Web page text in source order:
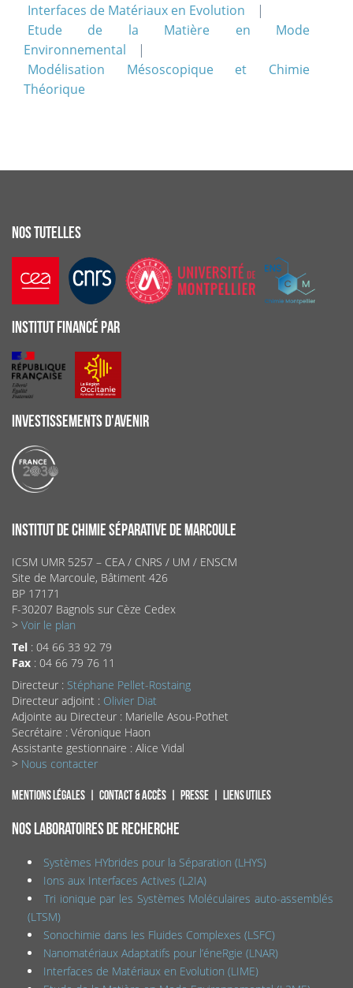
Interfaces de Matériaux en Evolution
Etude de la Matière en Mode
Environnemental
Modélisation Mésoscopique et Chimie
Théorique
NOS TUTELLES
INSTITUT FINANCÉ PAR
INVESTISSEMENTS D'AVENIR
INSTITUT DE CHIMIE SÉPARATIVE DE MARCOULE
ICSM UMR 5257 – CEA / CNRS / UM / ENSCM
Site de Marcoule, Bâtiment 426
BP 17171
F-30207 Bagnols sur Cèze Cedex
> Voir le plan
Tel : 04 66 33 92 79
Fax : 04 66 79 76 11
Directeur : Stéphane Pellet-Rostaing
Directeur adjoint : Olivier Diat
Adjointe au Directeur : Marielle Asou-Pothet
Secrétaire : Véronique Haon
Assistante gestionnaire : Alice Vidal
> Nous contacter
Mentions légales Contact & accès Presse Liens utiles
NOS LABORATOIRES DE RECHERCHE
Systèmes HYbrides pour la Séparation (LHYS)
Ions aux Interfaces Actives (L2IA)
Tri ionique par les Systèmes Moléculaires auto-assemblés
(LTSM)
Sonochimie dans les Fluides Complexes (LSFC)
Nanomatériaux Adaptatifs pour l’éneRgie (LNAR)
Interfaces de Matériaux en Evolution (LIME)